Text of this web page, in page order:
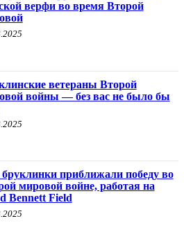
верфи во время Второй
ветераны Второй
войны — без вас не было бы
приближали победу во
мировой войне, работая на
Bennett Field